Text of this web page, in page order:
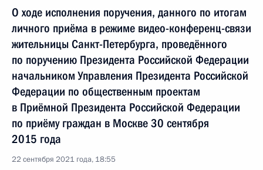
О ходе исполнения поручения, данного по итогам
личного приёма в режиме видео-конференц-связи
жительницы Санкт-Петербурга, проведённого
по поручению Президента Российской Федерации
начальником Управления Президента Российской
Федерации по общественным проектам
в Приёмной Президента Российской Федерации
по приёму граждан в Москве 30 сентября
2015 года
22 сентября 2021 года, 18:55